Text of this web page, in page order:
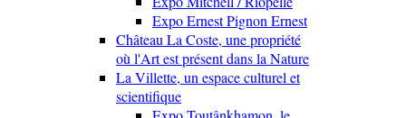
Expo Ernest Pignon Ernest
Château La Coste, une propriété
où l'Art est présent dans la Nature
La Villette, un espace culturel et
scientifique